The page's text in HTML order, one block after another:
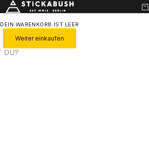
STICKABUSH
DEIN WARENKORB IST LEER
Weiter einkaufen